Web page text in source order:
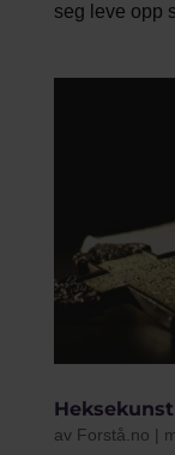
seg leve opp
av Forstå.no |